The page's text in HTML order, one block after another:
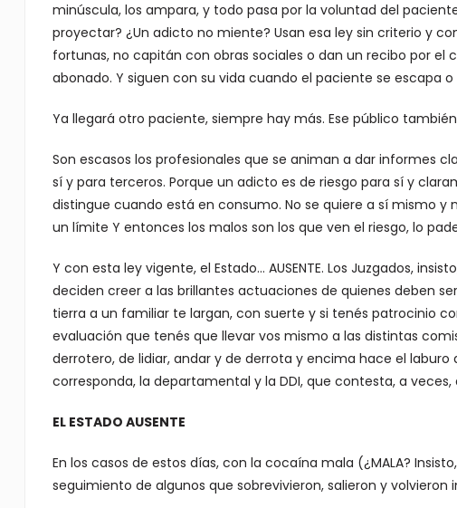
minúscula, los ampara, y todo pasa por la voluntad del
proyectar? ¿Un adicto no miente? Usan esa ley sin criterio y
fortunas, no capitán con obras sociales o dan un recibo por el
abonado. Y siguen con su vida cuando el paciente se escapa o
Ya llegará otro paciente, siempre hay más. Ese público
Son escasos los profesionales que se animan a dar informes
sí y para terceros. Porque un adicto es de riesgo para sí y
distingue cuando está en consumo. No se quiere a sí mismo
un límite Y entonces los malos son los que ven el riesgo, lo
Y con esta ley vigente, el Estado… AUSENTE. Los Juzgados,
deciden creer a las brillantes actuaciones de quienes deben
tierra a un familiar te largan, con suerte y si tenés patrocinio
evaluación que tenés que llevar vos mismo a las distintas
derrotero, de lidiar, andar y de derrota y encima hace el
corresponda, la departamental y la DDI, que contesta, a
EL ESTADO AUSENTE
En los casos de estos días, con la cocaína mala (¿MALA?
seguimiento de algunos que sobrevivieron, salieron y volvieron